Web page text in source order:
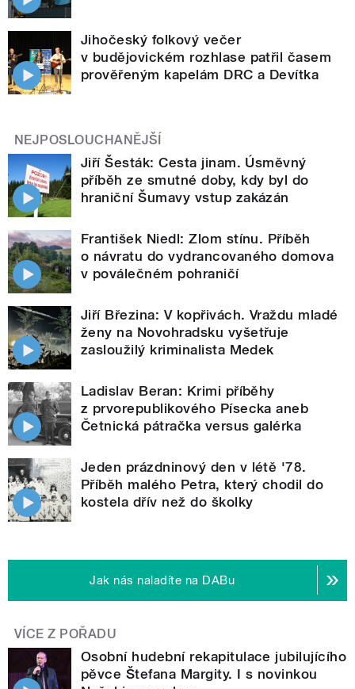
Jihočeský folkový večer
v budějovickém rozhlase patřil časem
prověřeným kapelám DRC a Devítka
NEJPOSLOUCHANĚJŠÍ
Jiří Šesták: Cesta jinam. Úsměvný
příběh ze smutné doby, kdy byl do
hraniční Šumavy vstup zakázán
František Niedl: Zlom stínu. Příběh
o návratu do vydrancovaného domova
v poválečném pohraničí
Jiří Březina: V kopřivách. Vraždu mladé
ženy na Novohradsku vyšetřuje
zasloužilý kriminalista Medek
Ladislav Beran: Krimi příběhy
z prvorepublikového Písecka aneb
Četnická pátračka versus galérka
Jeden prázdninový den v létě '78.
Příběh malého Petra, který chodil do
kostela dřív než do školky
Jak nás naladíte na DABu
VÍCE Z POŘADU
Osobní hudební rekapitulace jubilujícího
pěvce Štefana Margity. I s novinkou